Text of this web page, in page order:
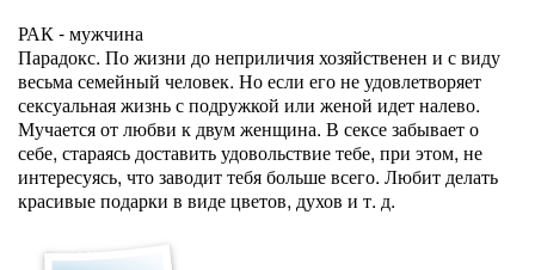
РАК - мужчина
Парадокс. По жизни до неприличия хозяйственен и с виду
весьма семейный человек. Но если его не удовлетворяет
сексуальная жизнь с подружкой или женой идет налево.
Мучается от любви к двум женщина. В сексе забывает о
себе, стараясь доставить удовольствие тебе, при этом, не
интересуясь, что заводит тебя больше всего. Любит делать
красивые подарки в виде цветов, духов и т. д.